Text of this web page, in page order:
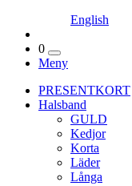
English
0
Meny
PRESENTKORT
Halsband
GULD
Kedjor
Korta
Läder
Långa